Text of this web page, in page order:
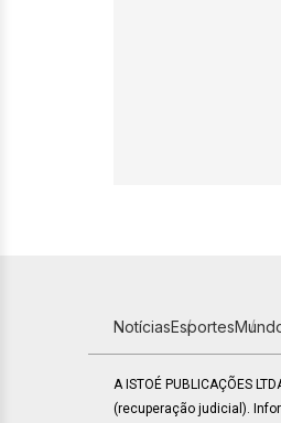
NotíciasEsportes
A ISTOÉ PUBLICAÇÕES
(recuperação judicial).